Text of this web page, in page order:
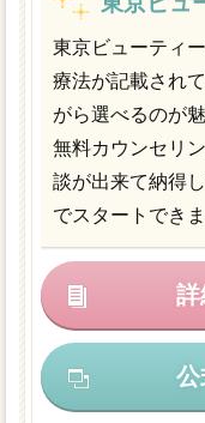
東京ビューティ
療法が記載され
がら選べるのが魅
無料カウンセリ
談が出来て納得
でスタートできま
詳
公